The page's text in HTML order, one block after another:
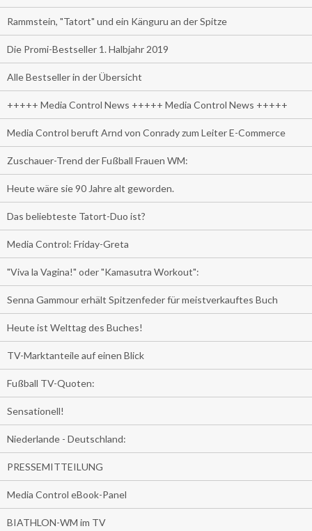
Rammstein, "Tatort" und ein Känguru an der Spitze
Die Promi-Bestseller 1. Halbjahr 2019
Alle Bestseller in der Übersicht
+++++ Media Control News +++++ Media Control News +++++
Media Control beruft Arnd von Conrady zum Leiter E-Commerce
Zuschauer-Trend der Fußball Frauen WM:
Heute wäre sie 90 Jahre alt geworden.
Das beliebteste Tatort-Duo ist?
Media Control: Friday-Greta
"Viva la Vagina!" oder "Kamasutra Workout":
Senna Gammour erhält Spitzenfeder für meistverkauftes Buch
Heute ist Welttag des Buches!
TV-Marktanteile auf einen Blick
Fußball TV-Quoten:
Sensationell!
Niederlande - Deutschland:
PRESSEMITTEILUNG
Media Control eBook-Panel
BIATHLON-WM im TV